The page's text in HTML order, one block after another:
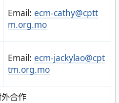
Email: ecm-cathy@cptt
m.org.mo
Email: ecm-jackylao@cpt
tm.org.mo
合作